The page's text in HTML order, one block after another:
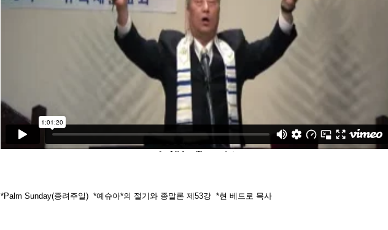
*Palm Sunday(종려주일) *예슈아*의 절기와 종말론 제53강 *현 베드로 목사